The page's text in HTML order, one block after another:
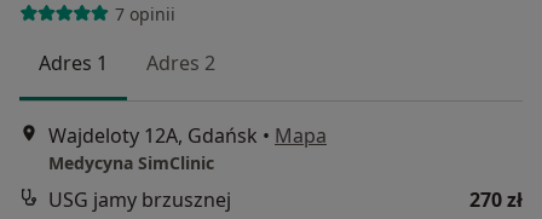
7 opinii
Adres 1 Adres 2
Wajdeloty 12A, Gdańsk • Mapa
Medycyna SimClinic
USG jamy brzusznej
270 zł